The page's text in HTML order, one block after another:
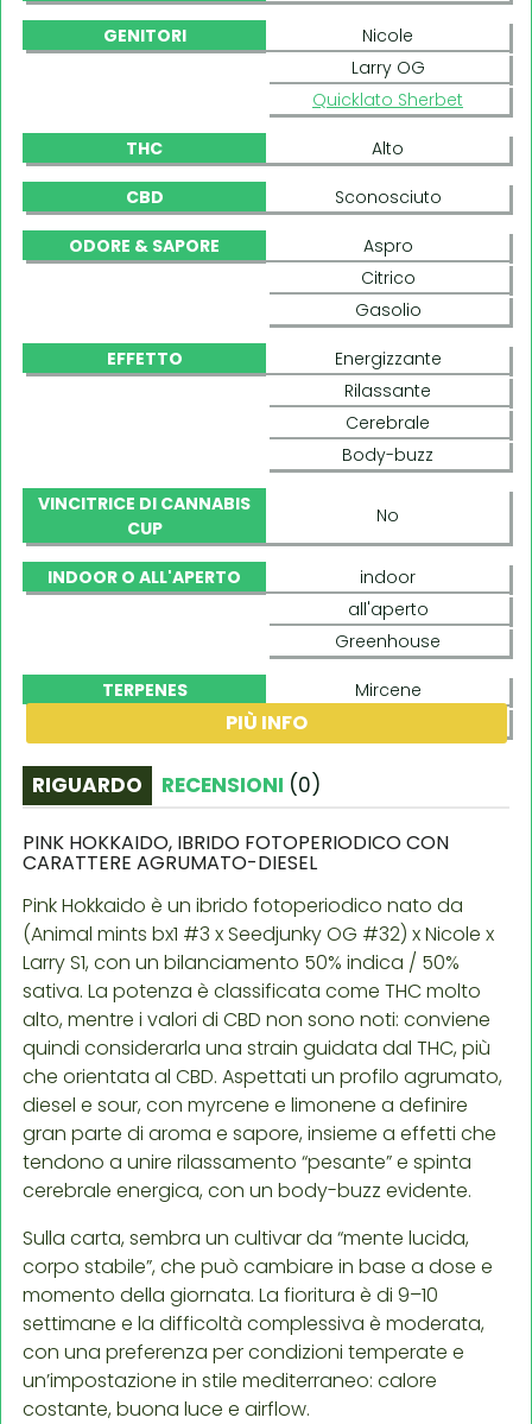
GENITORI
Nicole
Larry OG
Quicklato Sherbet
THC Alto
CBD Sconosciuto
ODORE & SAPORE
Aspro
Citrico
Gasolio
EFFETTO
Energizzante
Rilassante
Cerebrale
Body-buzz
VINCITRICE DI CANNABIS
CUP
No
INDOOR O ALL'APERTO
indoor
all'aperto
Greenhouse
TERPENES
Mircene
PIÙ INFO
RIGUARDO RECENSIONI (0)
PINK HOKKAIDO, IBRIDO FOTOPERIODICO CON
CARATTERE AGRUMATO-DIESEL
Pink Hokkaido è un ibrido fotoperiodico nato da
(Animal mints bx1 #3 x Seedjunky OG #32) x Nicole x
Larry S1, con un bilanciamento 50% indica / 50%
sativa. La potenza è classificata come THC molto
alto, mentre i valori di CBD non sono noti: conviene
quindi considerarla una strain guidata dal THC, più
che orientata al CBD. Aspettati un profilo agrumato,
diesel e sour, con myrcene e limonene a definire
gran parte di aroma e sapore, insieme a effetti che
tendono a unire rilassamento “pesante” e spinta
cerebrale energica, con un body-buzz evidente.
Sulla carta, sembra un cultivar da “mente lucida,
corpo stabile”, che può cambiare in base a dose e
momento della giornata. La fioritura è di 9–10
settimane e la difficoltà complessiva è moderata,
con una preferenza per condizioni temperate e
un’impostazione in stile mediterraneo: calore
costante, buona luce e airflow.